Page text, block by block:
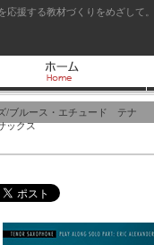
援する教材づくりをめざし
/ブルース・エチュード テナ
ックス